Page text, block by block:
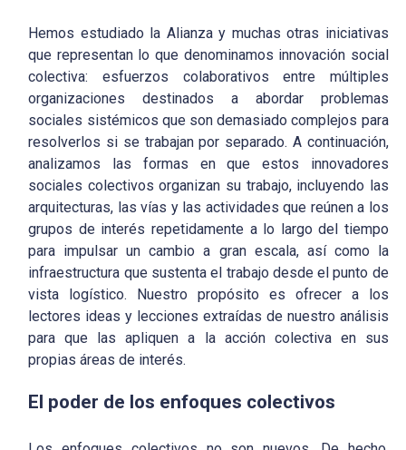
Hemos estudiado la Alianza y muchas otras iniciativas
que representan lo que denominamos innovación social
colectiva: esfuerzos colaborativos entre múltiples
organizaciones destinados a abordar problemas
sociales sistémicos que son demasiado complejos para
resolverlos si se trabajan por separado. A continuación,
analizamos las formas en que estos innovadores
sociales colectivos organizan su trabajo, incluyendo las
arquitecturas, las vías y las actividades que reúnen a los
grupos de interés repetidamente a lo largo del tiempo
para impulsar un cambio a gran escala, así como la
infraestructura que sustenta el trabajo desde el punto de
vista logístico. Nuestro propósito es ofrecer a los
lectores ideas y lecciones extraídas de nuestro análisis
para que las apliquen a la acción colectiva en sus
propias áreas de interés.
El poder de los enfoques colectivos